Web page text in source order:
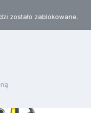
zostało zablokowane.